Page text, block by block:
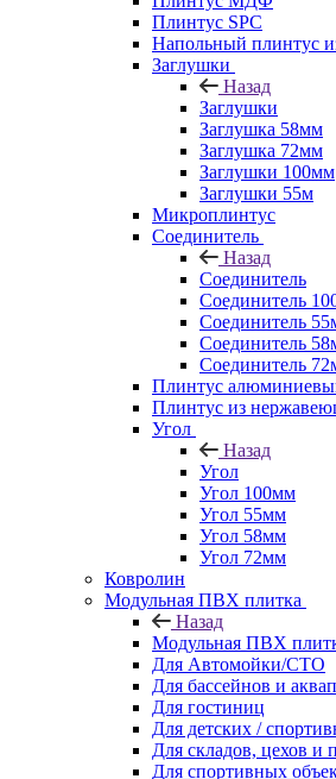
Плинтус SPC
Напольный плинтус
Заглушки
Назад
Заглушки
Заглушка 58мм
Заглушка 72мм
Заглушки 100мм
Заглушки 55м
Микроплинтус
Соединитель
Назад
Соединитель
Соединитель
Соединитель
Соединитель
Соединитель
Плинтус
Плинтус из
Угол
Назад
Угол
Угол 100мм
Угол 55мм
Угол 58мм
Угол 72мм
Ковролин
Модульная ПВХ плитка
Назад
Модульная ПВХ
Для Автомойки/СТО
Для бассейнов и
Для гостиниц
Для детских /
Для складов, цехов и
Для спортивных